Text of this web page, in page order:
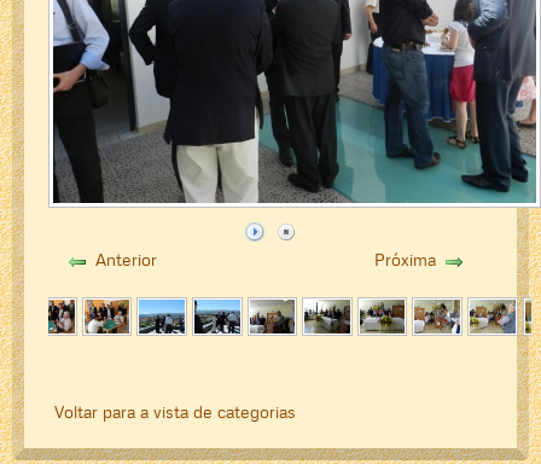
Anterior Próxima
Voltar para a vista de categorias